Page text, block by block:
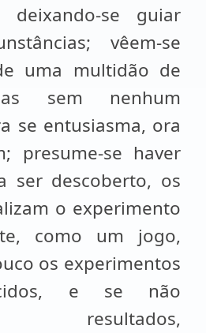
se guiar
vêem-se
uma multidão de
sem nenhum
se entusiasma, ora
presume-se haver
ser descoberto, os
o experimento
como um jogo,
os experimentos
e se não
resultados,